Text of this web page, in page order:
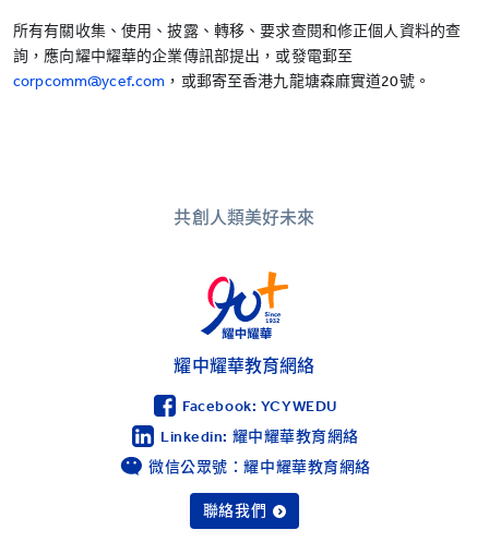
所有有關收集、使用、披露、轉移、要求查閱和修正個人資料的查
詢，應向耀中耀華的企業傳訊部提出，或發電郵至
corpcomm@ycef.com ，或郵寄至香港九龍塘森麻實道20號。
共創人類美好未來
耀中耀華教育網絡
Facebook: YCYWEDU
Linkedin: 耀中耀華教育網絡
微信公眾號：耀中耀華教育網絡
聯絡我們